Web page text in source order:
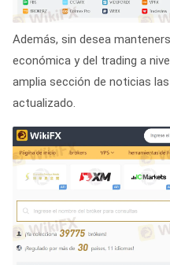
Además, sin desea
económica y del trading a
amplia sección de noticias
actualizado.